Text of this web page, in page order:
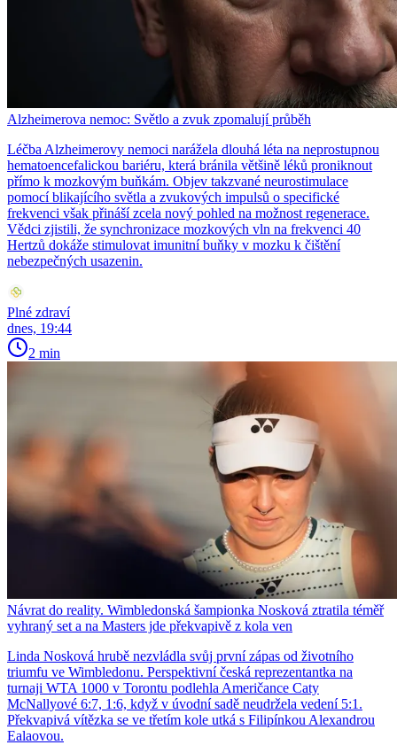
Alzheimerova nemoc: Světlo a zvuk zpomalují průběh
Léčba Alzheimerovy nemoci narážela dlouhá léta na neprostupnou
hematoencefalickou bariéru, která bránila většině léků proniknout
přímo k mozkovým buňkám. Objev takzvané neurostimulace
pomocí blikajícího světla a zvukových impulsů o specifické
frekvenci však přináší zcela nový pohled na možnost regenerace.
Vědci zjistili, že synchronizace mozkových vln na frekvenci 40
Hertzů dokáže stimulovat imunitní buňky v mozku k čištění
nebezpečných usazenin.
Plné zdraví
dnes, 19:44
2 min
Návrat do reality. Wimbledonská šampionka Nosková ztratila téměř
vyhraný set a na Masters jde překvapivě z kola ven
Linda Nosková hrubě nezvládla svůj první zápas od životního
triumfu ve Wimbledonu. Perspektivní česká reprezentantka na
turnaji WTA 1000 v Torontu podlehla Američance Caty
McNallyové 6:7, 1:6, když v úvodní sadě neudržela vedení 5:1.
Překvapivá vítězka se ve třetím kole utká s Filipínkou Alexandrou
Ealaovou.